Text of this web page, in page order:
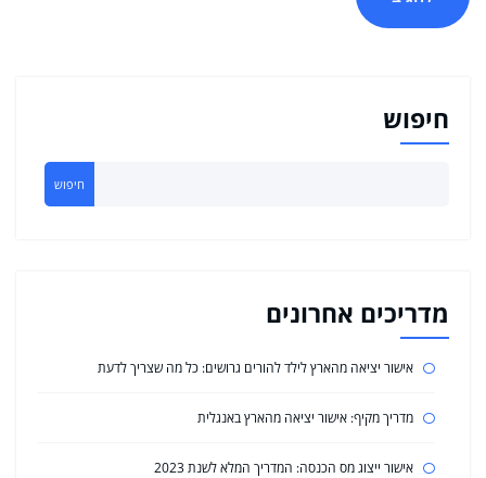
חיפוש
חיפוש
מדריכים אחרונים
אישור יציאה מהארץ לילד להורים גרושים: כל מה שצריך לדעת
מדריך מקיף: אישור יציאה מהארץ באנגלית
אישור ייצוג מס הכנסה: המדריך המלא לשנת 2023